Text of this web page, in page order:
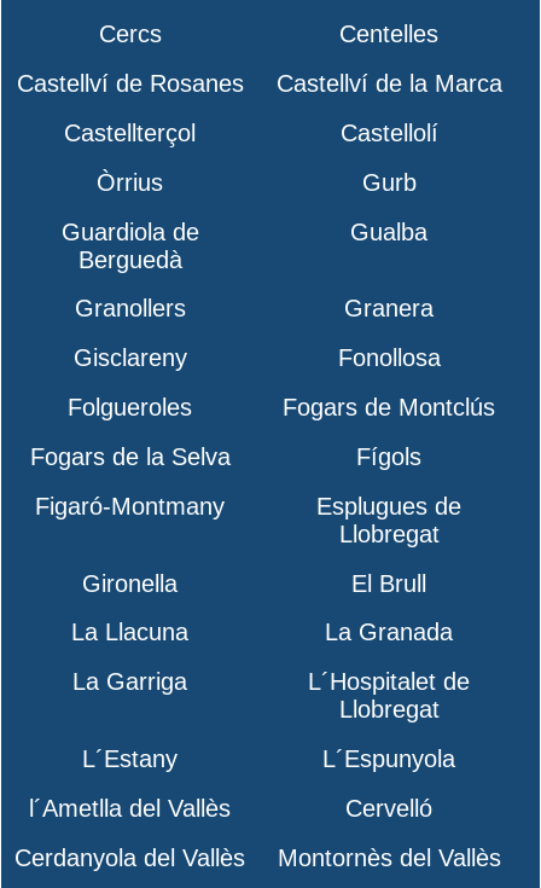
Cercs
Centelles
Castellví de Rosanes
Castellví de la Marca
Castellterçol
Castellolí
Òrrius
Gurb
Guardiola de
Berguedà
Gualba
Granollers
Granera
Gisclareny
Fonollosa
Folgueroles
Fogars de Montclús
Fogars de la Selva
Fígols
Figaró-Montmany
Esplugues de
Llobregat
Gironella
El Brull
La Llacuna
La Granada
La Garriga
L´Hospitalet de
Llobregat
L´Estany
L´Espunyola
l´Ametlla del Vallès
Cervelló
Cerdanyola del Vallès
Montornès del Vallès